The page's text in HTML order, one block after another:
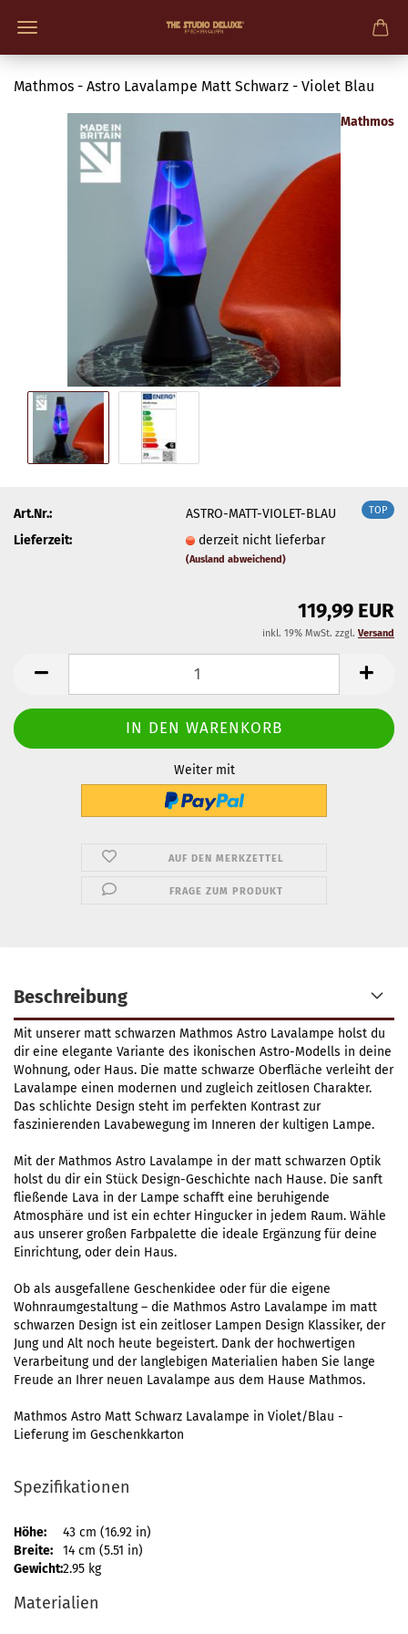
Mathmos - Astro Lavalampe Matt Schwarz - Violet Blau
Mathmos
TOP
Art.Nr.:
ASTRO-MATT-VIOLET-BLAU
Lieferzeit:
derzeit nicht lieferbar
(Ausland abweichend)
119,99 EUR
inkl. 19% MwSt. zzgl. Versand
Weiter mit
AUF DEN MERKZETTEL
FRAGE ZUM PRODUKT
Beschreibung
Mit unserer matt schwarzen Mathmos Astro Lavalampe holst du
dir eine elegante Variante des ikonischen Astro-Modells in deine
Wohnung, oder Haus. Die matte schwarze Oberfläche verleiht der
Lavalampe einen modernen und zugleich zeitlosen Charakter.
Das schlichte Design steht im perfekten Kontrast zur
faszinierenden Lavabewegung im Inneren der kultigen Lampe.
Mit der Mathmos Astro Lavalampe in der matt schwarzen Optik
holst du dir ein Stück Design-Geschichte nach Hause. Die sanft
fließende Lava in der Lampe schafft eine beruhigende
Atmosphäre und ist ein echter Hingucker in jedem Raum. Wähle
aus unserer großen Farbpalette die ideale Ergänzung für deine
Einrichtung, oder dein Haus.
Ob als ausgefallene Geschenkidee oder für die eigene
Wohnraumgestaltung – die Mathmos Astro Lavalampe im matt
schwarzen Design ist ein zeitloser Lampen Design Klassiker, der
Jung und Alt noch heute begeistert. Dank der hochwertigen
Verarbeitung und der langlebigen Materialien haben Sie lange
Freude an Ihrer neuen Lavalampe aus dem Hause Mathmos.
Mathmos Astro Matt Schwarz Lavalampe in Violet/Blau -
Lieferung im Geschenkkarton
Spezifikationen
Höhe:
43 cm (16.92 in)
Breite:
14 cm (5.51 in)
Gewicht:2.95 kg
Materialien